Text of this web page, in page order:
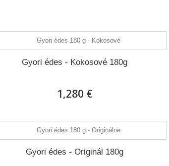
Gyori édes - Kokosové 180g
1,280 €
Gyori édes - Originál 180g